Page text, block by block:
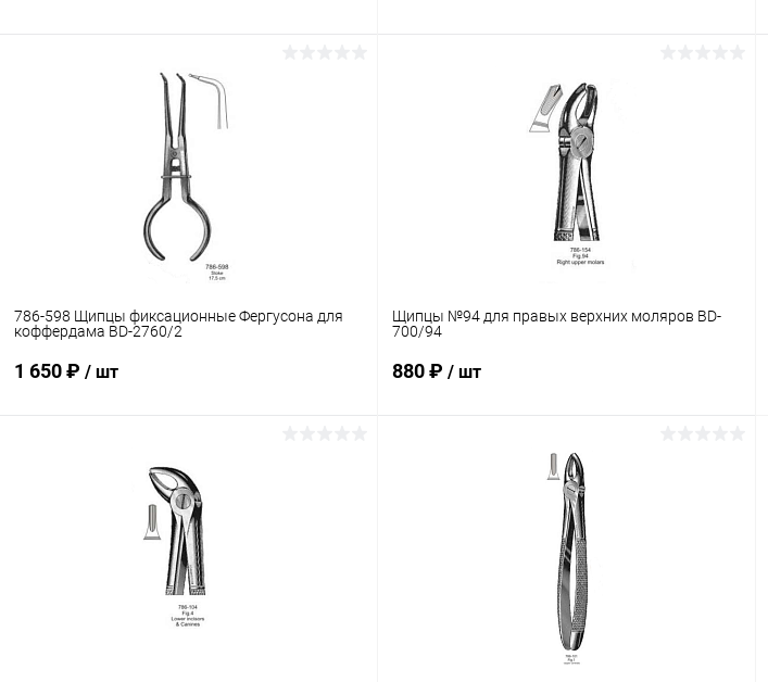
В корзину В корзину
786-598 Щипцы фиксационные Фергусона для
коффердама BD-2760/2
1 650 ₽ / шт
Щипцы №94 для правых верхних моляров BD-
700/94
880 ₽ / шт
В корзину